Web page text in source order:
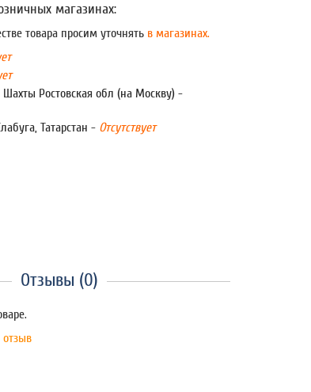
магазинах:
товара просим уточнятьв магазинах.
Ростовская обл (на Москву) -
Татарстан - Отсутствует
Отзывы (0)
отзыв